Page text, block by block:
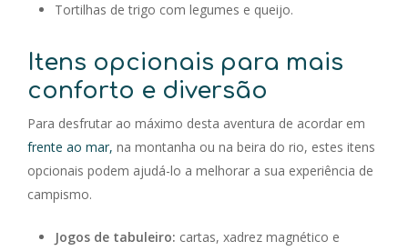
Tortilhas de trigo com legumes e queijo.
Itens opcionais para mais
conforto e diversão
Para desfrutar ao máximo desta aventura de acordar em
frente ao mar, na montanha ou na beira do rio, estes itens
opcionais podem ajudá-lo a melhorar a sua experiência de
campismo.
Jogos de tabuleiro: cartas, xadrez magnético e